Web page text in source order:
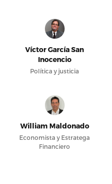
Víctor García San
Inocencio
Política y justicia
William Maldonado
Economista y Estratega
Financiero